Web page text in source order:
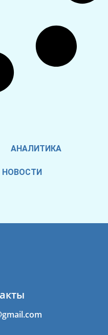
АНАЛИТИКА
НОВОСТИ